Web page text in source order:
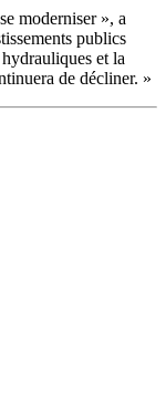
moderniser », a
publics
et la
de décliner. »